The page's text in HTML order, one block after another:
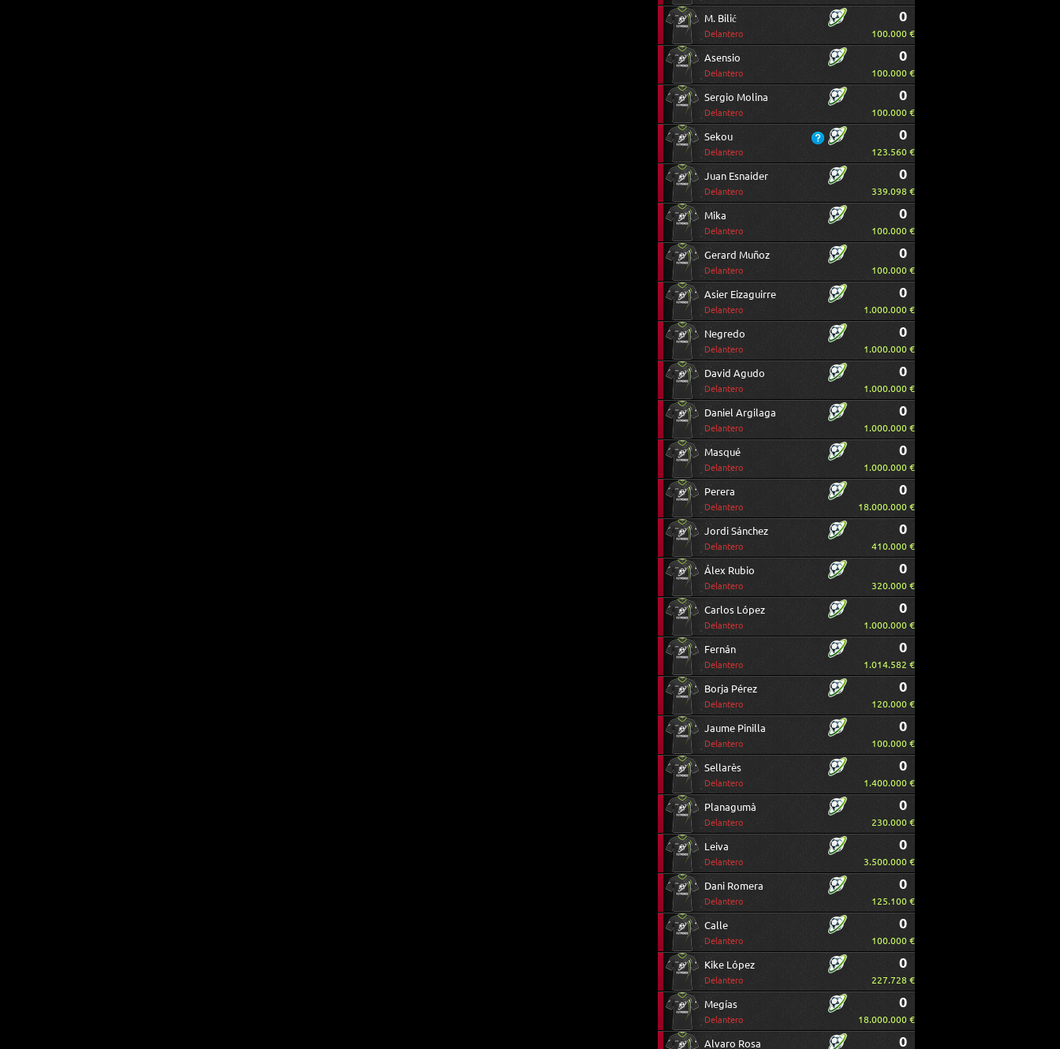
M. Bilić
Delantero
0
100.000 €
Asensio
Delantero
0
100.000 €
Sergio Molina
Delantero
0
100.000 €
Sekou
Delantero
0
123.560 €
Juan Esnaider
Delantero
0
339.098 €
Mika
Delantero
0
100.000 €
Gerard Muñoz
Delantero
0
100.000 €
Asier Eizaguirre
Delantero
0
1.000.000 €
Negredo
Delantero
0
1.000.000 €
David Agudo
Delantero
0
1.000.000 €
Daniel Argilaga
Delantero
0
1.000.000 €
Masqué
Delantero
0
1.000.000 €
Perera
Delantero
0
18.000.000 €
Jordi Sánchez
Delantero
0
410.000 €
Álex Rubio
Delantero
0
320.000 €
Carlos López
Delantero
0
1.000.000 €
Fernán
Delantero
0
1.014.582 €
Borja Pérez
Delantero
0
120.000 €
Jaume Pinilla
Delantero
0
100.000 €
Sellarès
Delantero
0
1.400.000 €
Planagumà
Delantero
0
230.000 €
Leiva
Delantero
0
3.500.000 €
Dani Romera
Delantero
0
125.100 €
Calle
Delantero
0
100.000 €
Kike López
Delantero
0
227.728 €
Megías
Delantero
0
18.000.000 €
Alvaro Rosa 0